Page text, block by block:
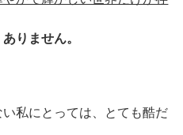
りません。
私にとっては、とても酷だ